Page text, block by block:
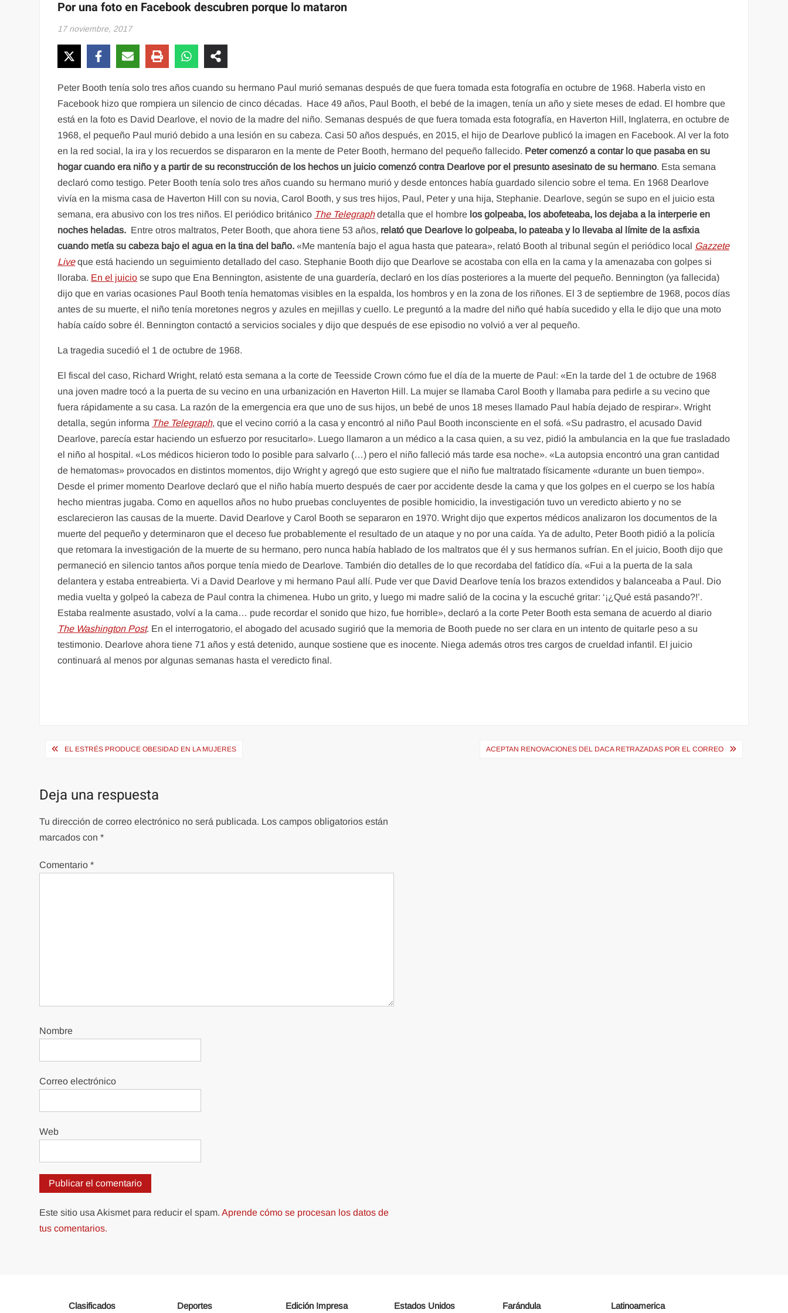
Por una foto en Facebook descubren porque lo mataron
17 noviembre, 2017
Peter Booth tenía solo tres años cuando su hermano Paul murió semanas después de que fuera tomada esta fotografía en octubre de 1968. Haberla visto en
Facebook hizo que rompiera un silencio de cinco décadas. Hace 49 años, Paul Booth, el bebé de la imagen, tenía un año y siete meses de edad. El hombre que
está en la foto es David Dearlove, el novio de la madre del niño. Semanas después de que fuera tomada esta fotografía, en Haverton Hill, Inglaterra, en octubre de
1968, el pequeño Paul murió debido a una lesión en su cabeza. Casi 50 años después, en 2015, el hijo de Dearlove publicó la imagen en Facebook. Al ver la foto
en la red social, la ira y los recuerdos se dispararon en la mente de Peter Booth, hermano del pequeño fallecido. Peter comenzó a contar lo que pasaba en su
hogar cuando era niño y a partir de su reconstrucción de los hechos un juicio comenzó contra Dearlove por el presunto asesinato de su hermano. Esta semana
declaró como testigo. Peter Booth tenía solo tres años cuando su hermano murió y desde entonces había guardado silencio sobre el tema. En 1968 Dearlove
vivía en la misma casa de Haverton Hill con su novia, Carol Booth, y sus tres hijos, Paul, Peter y una hija, Stephanie. Dearlove, según se supo en el juicio esta
semana, era abusivo con los tres niños. El periódico británico The Telegraphdetalla que el hombre los golpeaba, los abofeteaba, los dejaba a la interperie en
noches heladas. Entre otros maltratos, Peter Booth, que ahora tiene 53 años, relató que Dearlove lo golpeaba, lo pateaba y lo llevaba al límite de la asfixia
cuando metía su cabeza bajo el agua en la tina del baño. «Me mantenía bajo el agua hasta que pateara», relató Booth al tribunal según el periódico local Gazzete
Liveque está haciendo un seguimiento detallado del caso. Stephanie Booth dijo que Dearlove se acostaba con ella en la cama y la amenazaba con golpes si
lloraba. En el juicio se supo que Ena Bennington, asistente de una guardería, declaró en los días posteriores a la muerte del pequeño. Bennington (ya fallecida)
dijo que en varias ocasiones Paul Booth tenía hematomas visibles en la espalda, los hombros y en la zona de los riñones. El 3 de septiembre de 1968, pocos días
antes de su muerte, el niño tenía moretones negros y azules en mejillas y cuello. Le preguntó a la madre del niño qué había sucedido y ella le dijo que una moto
había caído sobre él. Bennington contactó a servicios sociales y dijo que después de ese episodio no volvió a ver al pequeño.
La tragedia sucedió el 1 de octubre de 1968.
El fiscal del caso, Richard Wright, relató esta semana a la corte de Teesside Crown cómo fue el día de la muerte de Paul: «En la tarde del 1 de octubre de 1968
una joven madre tocó a la puerta de su vecino en una urbanización en Haverton Hill. La mujer se llamaba Carol Booth y llamaba para pedirle a su vecino que
fuera rápidamente a su casa. La razón de la emergencia era que uno de sus hijos, un bebé de unos 18 meses llamado Paul había dejado de respirar». Wright
detalla, según informa The Telegraph, que el vecino corrió a la casa y encontró al niño Paul Booth inconsciente en el sofá. «Su padrastro, el acusado David
Dearlove, parecía estar haciendo un esfuerzo por resucitarlo». Luego llamaron a un médico a la casa quien, a su vez, pidió la ambulancia en la que fue trasladado
el niño al hospital. «Los médicos hicieron todo lo posible para salvarlo (…) pero el niño falleció más tarde esa noche». «La autopsia encontró una gran cantidad
de hematomas» provocados en distintos momentos, dijo Wright y agregó que esto sugiere que el niño fue maltratado físicamente «durante un buen tiempo».
Desde el primer momento Dearlove declaró que el niño había muerto después de caer por accidente desde la cama y que los golpes en el cuerpo se los había
hecho mientras jugaba. Como en aquellos años no hubo pruebas concluyentes de posible homicidio, la investigación tuvo un veredicto abierto y no se
esclarecieron las causas de la muerte. David Dearlove y Carol Booth se separaron en 1970. Wright dijo que expertos médicos analizaron los documentos de la
muerte del pequeño y determinaron que el deceso fue probablemente el resultado de un ataque y no por una caída. Ya de adulto, Peter Booth pidió a la policía
que retomara la investigación de la muerte de su hermano, pero nunca había hablado de los maltratos que él y sus hermanos sufrían. En el juicio, Booth dijo que
permaneció en silencio tantos años porque tenía miedo de Dearlove. También dio detalles de lo que recordaba del fatídico día. «Fui a la puerta de la sala
delantera y estaba entreabierta. Vi a David Dearlove y mi hermano Paul allí. Pude ver que David Dearlove tenía los brazos extendidos y balanceaba a Paul. Dio
media vuelta y golpeó la cabeza de Paul contra la chimenea. Hubo un grito, y luego mi madre salió de la cocina y la escuché gritar: ‘¡¿Qué está pasando?!’.
Estaba realmente asustado, volví a la cama… pude recordar el sonido que hizo, fue horrible», declaró a la corte Peter Booth esta semana de acuerdo al diario
The Washington Post. En el interrogatorio, el abogado del acusado sugirió que la memoria de Booth puede no ser clara en un intento de quitarle peso a su
testimonio. Dearlove ahora tiene 71 años y está detenido, aunque sostiene que es inocente. Niega además otros tres cargos de crueldad infantil. El juicio
continuará al menos por algunas semanas hasta el veredicto final.
Navegación
entradas
EL ESTRÉS PRODUCE OBESIDAD EN LA MUJERES ACEPTAN RENOVACIONES DEL DACA RETRAZADAS POR EL CORREO
Deja una respuesta
Tu dirección de correo electrónico no será publicada. Los campos obligatorios están
marcados con*
Comentario*
Nombre
Correo electrónico
Web
Este sitio usa Akismet para reducir el spam.Aprende cómo se procesan los datos de
tus comentarios.
Clasificados Deportes Edición Impresa Estados Unidos Farándula Latinoamerica